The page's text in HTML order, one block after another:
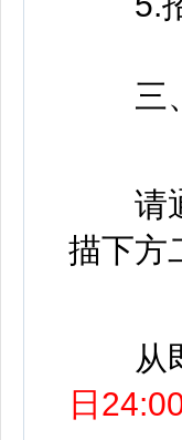
三、
请通
描下方
从即
日24:00